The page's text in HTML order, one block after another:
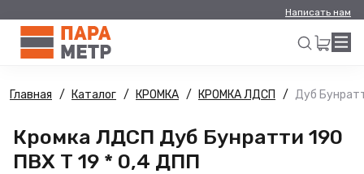
Написать нам
Искать
Главная Каталог КРОМКА КРОМКА ЛДСП Дуб
Кромка ЛДСП Дуб Бунратти 190
ПВХ Т 19 * 0,4 ДПП